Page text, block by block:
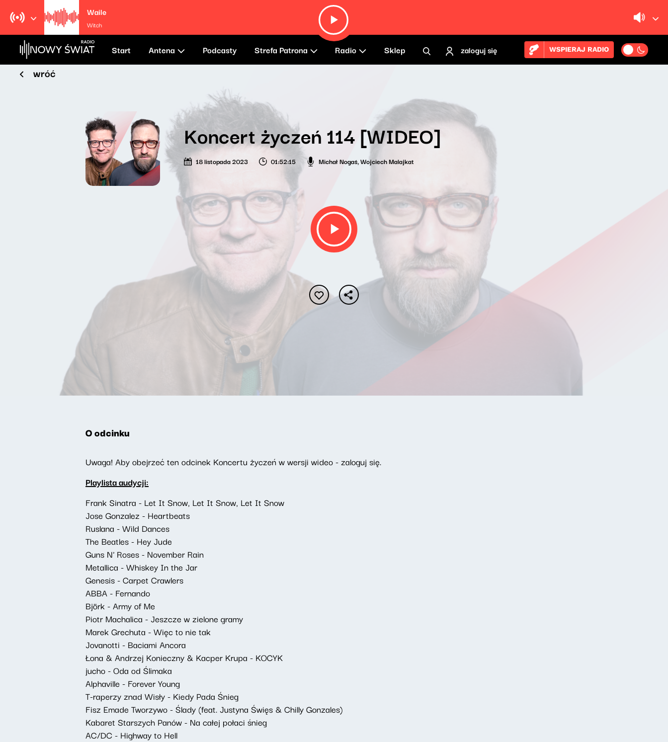
Waile
Witch
Start Antena Podcasty Strefa Patrona Radio Sklep zaloguj się WSPIERAJ RADIO
wróć
Koncert życzeń 114 [WIDEO]
18 listopada 2023 01:52:15 Michał Nogaś,Wojciech Malajkat
O odcinku
Uwaga! Aby obejrzeć ten odcinek Koncertu życzeń w wersji wideo - zaloguj się.
Playlista audycji:
Frank Sinatra - Let It Snow, Let It Snow, Let It Snow
Jose Gonzalez - Heartbeats
Ruslana - Wild Dances
The Beatles - Hey Jude
Guns N' Roses - November Rain
Metallica - Whiskey In the Jar
Genesis - Carpet Crawlers
ABBA - Fernando
Björk - Army of Me
Piotr Machalica - Jeszcze w zielone gramy
Marek Grechuta - Więc to nie tak
Jovanotti - Baciami Ancora
Łona & Andrzej Konieczny & Kacper Krupa - KOCYK
jucho - Oda od Ślimaka
Alphaville - Forever Young
T-raperzy znad Wisły - Kiedy Pada Śnieg
Fisz Emade Tworzywo - Ślady (feat. Justyna Święs & Chilly Gonzales)
Kabaret Starszych Panów - Na całej połaci śnieg
AC/DC - Highway to Hell